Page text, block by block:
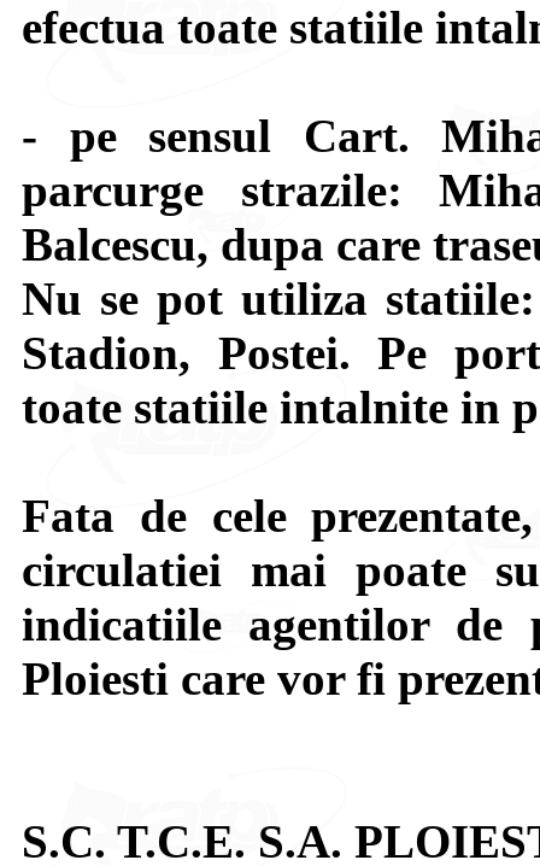
efectua toate statiile
- pe sensul Cart.
parcurge strazile:
Balcescu, dupa care
Nu se pot utiliza
Stadion, Postei. Pe
toate statiile intalnite in
Fata de cele
circulatiei mai poate
indicatiile agentilor
Ploiesti care vor fi
S.C. T.C.E. S.A.